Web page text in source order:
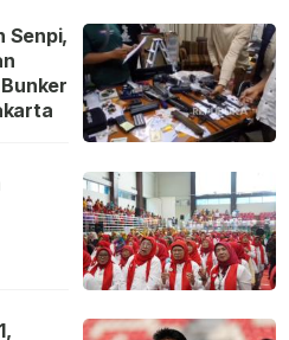
Senpi,